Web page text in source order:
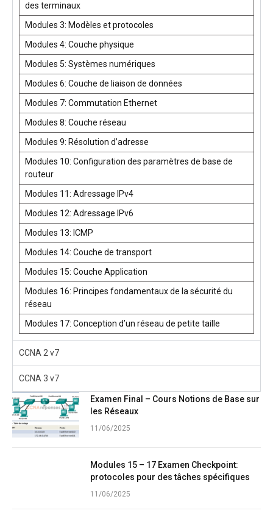
des terminaux
Modules 3: Modèles et protocoles
Modules 4: Couche physique
Modules 5: Systèmes numériques
Modules 6: Couche de liaison de données
Modules 7: Commutation Ethernet
Modules 8: Couche réseau
Modules 9: Résolution d’adresse
Modules 10: Configuration des paramètres de base de
routeur
Modules 11: Adressage IPv4
Modules 12: Adressage IPv6
Modules 13: ICMP
Modules 14: Couche de transport
Modules 15: Couche Application
Modules 16: Principes fondamentaux de la sécurité du
réseau
Modules 17: Conception d’un réseau de petite taille
CCNA 2 v7
CCNA 3 v7
Examen Final – Cours Notions de Base sur
les Réseaux
11/06/2025
Modules 15 – 17 Examen Checkpoint:
protocoles pour des tâches spécifiques
11/06/2025